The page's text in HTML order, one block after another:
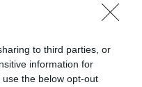
to third parties, or
information for
the below opt-out
χτίζει τη δική της